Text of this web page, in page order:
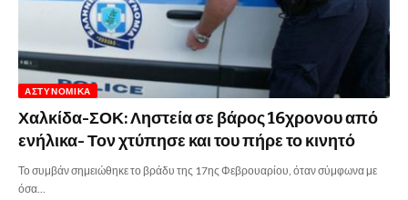
ΑΣΤΥΝΟΜΙΚΆ
Χαλκίδα-ΣΟΚ: Ληστεία σε βάρος 16χρονου από
ενήλικα- Τον χτύπησε και του πήρε το κινητό
Το συμβάν σημειώθηκε το βράδυ της 17ης Φεβρουαρίου, όταν σύμφωνα με
όσα…